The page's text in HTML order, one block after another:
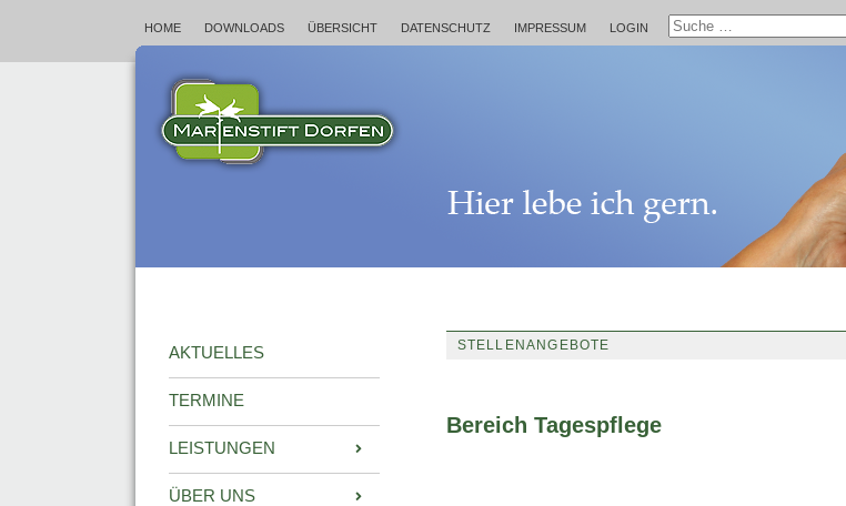
HOME DOWNLOADS ÜBERSICHT DATENSCHUTZ IMPRESSUM LOGIN
AKTUELLES
TERMINE
LEISTUNGEN
ÜBER UNS
STELLENANGEBOTE
Bereich Tagespflege